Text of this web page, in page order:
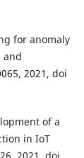
for anomaly
and
2021, doi
of a
in IoT